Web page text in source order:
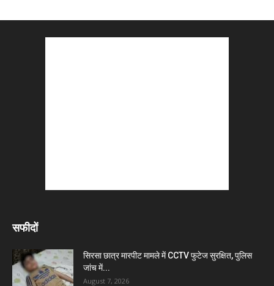
सफीदों
सिरसा छात्र मारपीट मामले में CCTV फुटेज सुरक्षित, पुलिस
जांच में...
August 7, 2026